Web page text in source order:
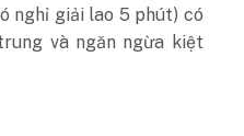
nghỉ giải lao 5 phút) có
và ngăn ngừa kiệt